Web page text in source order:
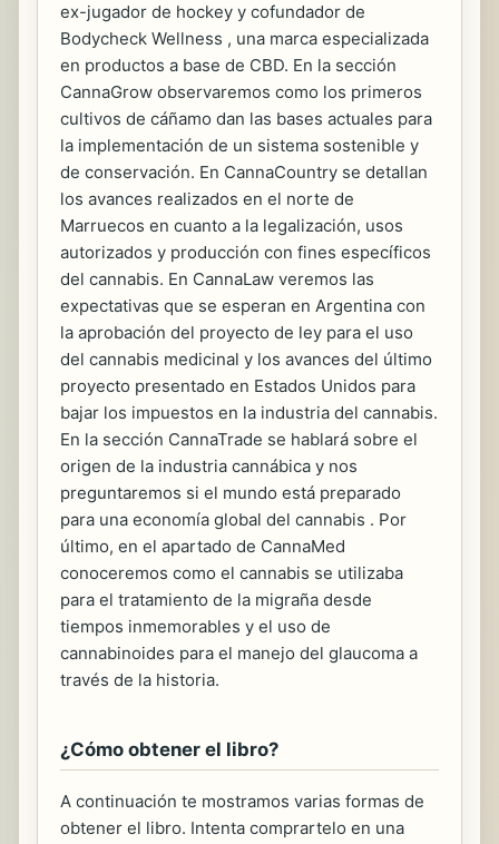
ex-jugador de hockey y cofundador de
Bodycheck Wellness , una marca especializada
en productos a base de CBD. En la sección
CannaGrow observaremos como los primeros
cultivos de cáñamo dan las bases actuales para
la implementación de un sistema sostenible y
de conservación. En CannaCountry se detallan
los avances realizados en el norte de
Marruecos en cuanto a la legalización, usos
autorizados y producción con fines específicos
del cannabis. En CannaLaw veremos las
expectativas que se esperan en Argentina con
la aprobación del proyecto de ley para el uso
del cannabis medicinal y los avances del último
proyecto presentado en Estados Unidos para
bajar los impuestos en la industria del cannabis.
En la sección CannaTrade se hablará sobre el
origen de la industria cannábica y nos
preguntaremos si el mundo está preparado
para una economía global del cannabis . Por
último, en el apartado de CannaMed
conoceremos como el cannabis se utilizaba
para el tratamiento de la migraña desde
tiempos inmemorables y el uso de
cannabinoides para el manejo del glaucoma a
través de la historia.
¿Cómo obtener el libro?
A continuación te mostramos varias formas de
obtener el libro. Intenta comprartelo en una